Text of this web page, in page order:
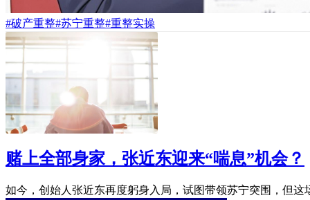
#破产重整#苏宁重整#重整实操
赌上全部身家，张近东迎来“喘息”机会？
如今，创始人张近东再度躬身入局，试图带领苏宁突围，但这